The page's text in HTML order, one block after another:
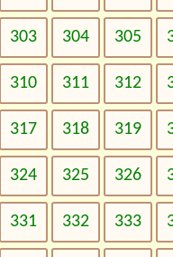
303 304 305
310 311 312
317 318 319
324 325 326
331 332 333